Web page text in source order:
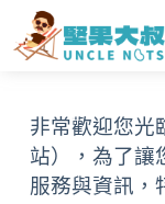
非常歡迎您光
站），為了讓
服務與資訊，